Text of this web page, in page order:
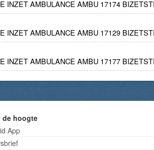
INZET AMBULANCE AMBU 17174
INZET AMBULANCE AMBU 17129
INZET AMBULANCE AMBU 17177
de hoogte
App